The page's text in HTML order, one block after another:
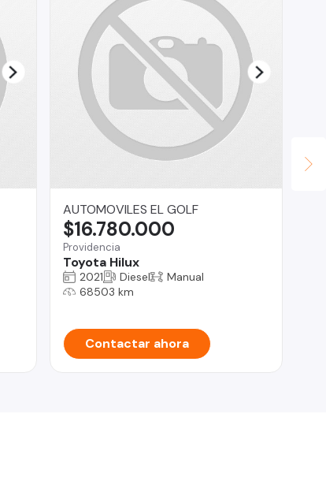
AUTOMOVILES EL GOLF
Providencia
Toyota Hilux
$16.780.000
2021 Diesel
Manual
68503 km
Contactar ahora